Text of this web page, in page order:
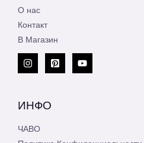
О нас
Контакт
В Магазин
ИНФО
ЧАВО